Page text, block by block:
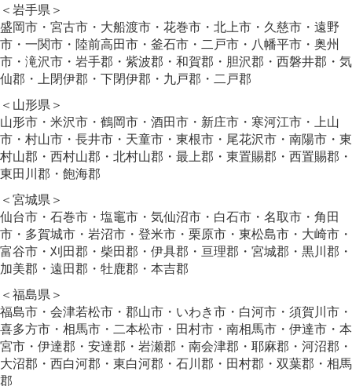
＜岩手県＞
盛岡市・宮古市・大船渡市・花巻市・北上市・久慈市・遠野
市・一関市・陸前高田市・釜石市・二戸市・八幡平市・奥州
市・滝沢市・岩手郡・紫波郡・和賀郡・胆沢郡・西磐井郡・気
仙郡・上閉伊郡・下閉伊郡・九戸郡・二戸郡
＜山形県＞
山形市・米沢市・鶴岡市・酒田市・新庄市・寒河江市・上山
市・村山市・長井市・天童市・東根市・尾花沢市・南陽市・東
村山郡・西村山郡・北村山郡・最上郡・東置賜郡・西置賜郡・
東田川郡・飽海郡
＜宮城県＞
仙台市・石巻市・塩竈市・気仙沼市・白石市・名取市・角田
市・多賀城市・岩沼市・登米市・栗原市・東松島市・大崎市・
富谷市・刈田郡・柴田郡・伊具郡・亘理郡・宮城郡・黒川郡・
加美郡・遠田郡・牡鹿郡・本吉郡
＜福島県＞
福島市・会津若松市・郡山市・いわき市・白河市・須賀川市・
喜多方市・相馬市・二本松市・田村市・南相馬市・伊達市・本
宮市・伊達郡・安達郡・岩瀬郡・南会津郡・耶麻郡・河沼郡・
大沼郡・西白河郡・東白河郡・石川郡・田村郡・双葉郡・相馬
郡